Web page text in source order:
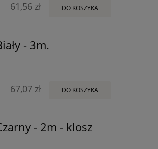
61,56 zł DO KOSZYKA
- 3m.
67,07 zł DO KOSZYKA
- 2m - klosz